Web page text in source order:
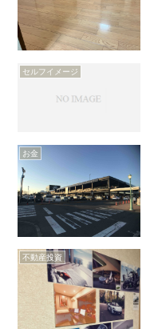
セルフイメージ
お金
不動産投資